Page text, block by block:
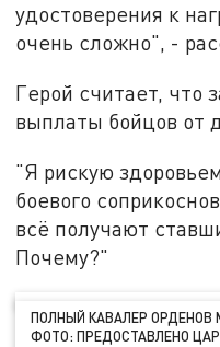
удостоверения к
очень сложно", -
Герой считает, что
выплаты бойцов от
"Я рискую
боевого
всё получают
Почему?"
ПОЛНЫЙ КАВАЛЕР
ФОТО: ПРЕДОСТАВЛЕНО